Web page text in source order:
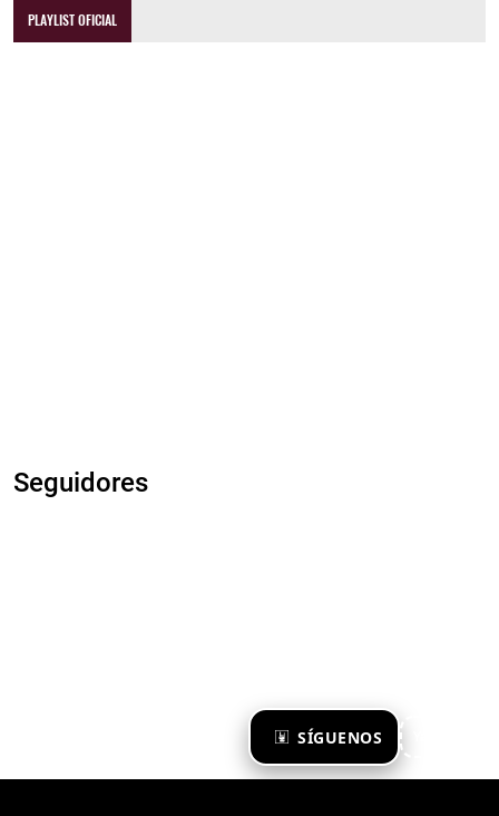
SÍGUENOS
PLAYLIST OFICIAL
Seguidores